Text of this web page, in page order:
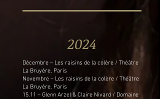
2024
Décembre – Les raisins de la colère / Théâtre
La Bruyère, Paris
Novembre – Les raisins de la colère / Théâtre
La Bruyère, Paris
15.11 – Glenn Arzel & Claire Nivard / Domaine